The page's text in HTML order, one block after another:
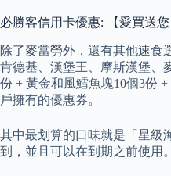
必勝客信用卡優惠: 【愛買送
除了麥當勞外，還有其他速食
肯德基、漢堡王、摩斯漢堡、
份 + 黃金和風鱈魚塊10個3份
戶擁有的優惠券。
其中最划算的口味就是「星級
到，並且可以在到期之前使用